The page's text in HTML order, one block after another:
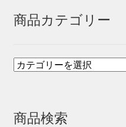
商品カテゴリー
商品検索